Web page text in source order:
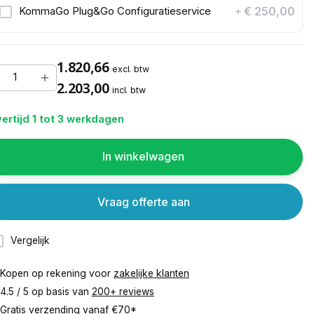
KommaGo Plug&Go Configuratieservice + € 250,00
1.820,66 excl. btw
2.203,00 incl. btw
1 tot 3 werkdagen
In winkelwagen
Vergelijk
Vraag offerte aan
Kopen op rekening voor zakelijke klanten
4.5 / 5 op basis van 200+ reviews
Gratis verzending vanaf €70*